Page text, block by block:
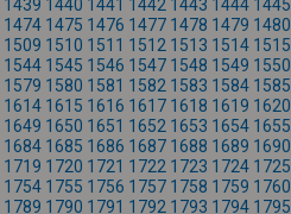
1439 1440 1441 1442 1443 1444 1445
1474 1475 1476 1477 1478 1479 1480
1509 1510 1511 1512 1513 1514 1515
1544 1545 1546 1547 1548 1549 1550
1579 1580 1581 1582 1583 1584 1585
1614 1615 1616 1617 1618 1619 1620
1649 1650 1651 1652 1653 1654 1655
1684 1685 1686 1687 1688 1689 1690
1719 1720 1721 1722 1723 1724 1725
1754 1755 1756 1757 1758 1759 1760
1789 1790 1791 1792 1793 1794 1795